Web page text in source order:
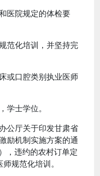
医院规定的体检要
范化培训，并坚持完
或口腔类别执业医师
学士学位。
公厅关于印发甘肃省
励机制实施方案的通
，违约的农村订单定
规范化培训。